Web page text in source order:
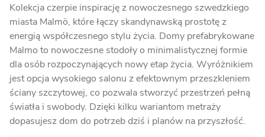
Kolekcja czerpie inspirację z nowoczesnego szwedzkiego
miasta Malmö, które łączy skandynawską prostotę z
energią współczesnego stylu życia. Domy prefabrykowane
Malmo to nowoczesne stodoły o minimalistycznej formie
dla osób rozpoczynających nowy etap życia. Wyróżnikiem
jest opcja wysokiego salonu z efektownym przeszkleniem
ściany szczytowej, co pozwala stworzyć przestrzeń pełną
światła i swobody. Dzięki kilku wariantom metraży
dopasujesz dom do potrzeb dziś i planów na przyszłość.